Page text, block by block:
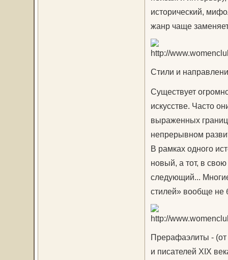
исторический,
жанр чаще
Стили и
Существует
искусстве. Часто
выраженных границ
непрерывном
В рамках одного
новый, а тот, в
следующий...
стилей» вообще не
Прерафаэлиты - (от
и писателей XIX